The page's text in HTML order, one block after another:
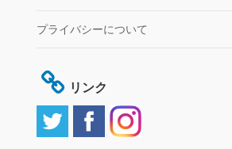
プライバシーについて
リンク